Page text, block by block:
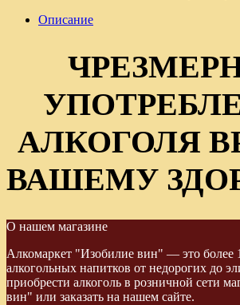
Описание
АЛКОГОЛЯ
ВАШЕМУ
О нашем магазине
Алкомаркет "Изобилие вин" — это более
алкогольных напитков от недорогих до
приобрести алкоголь в розничной сети
вин" или заказать на нашем сайте.